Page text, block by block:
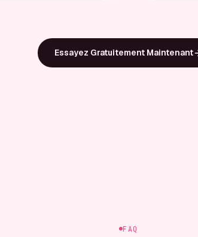
Essayez Gratuitement Maintenant
FAQ